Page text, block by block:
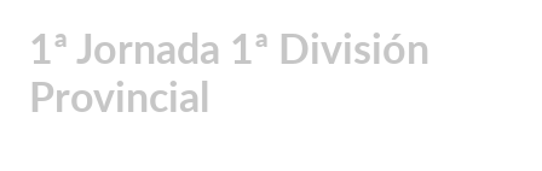
1ª Jornada 1ª División
Provincial